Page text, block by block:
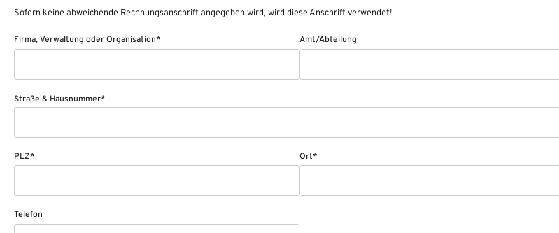
Sofern keine abweichende Rechnungsanschrift angegeben wird, wird diese Anschrift verwendet!
Firma, Verwaltung oder Organisation* Amt/Abteilung
Straße & Hausnummer*
PLZ* Ort*
Telefon